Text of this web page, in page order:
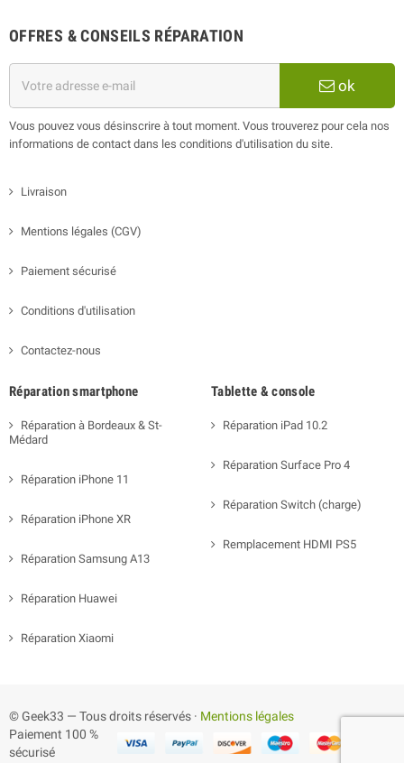
OFFRES & CONSEILS RÉPARATION
ok
Vous pouvez vous désinscrire à tout moment. Vous trouverez pour cela nos
informations de contact dans les conditions d'utilisation du site.
Livraison
Mentions légales (CGV)
Paiement sécurisé
Conditions d'utilisation
Contactez-nous
Réparation smartphone
Réparation à Bordeaux & St-
Médard
Réparation iPhone 11
Réparation iPhone XR
Réparation Samsung A13
Réparation Huawei
Réparation Xiaomi
Tablette & console
Réparation iPad 10.2
Réparation Surface Pro 4
Réparation Switch (charge)
Remplacement HDMI PS5
© Geek33 — Tous droits réservés · Mentions légales
Paiement 100 %
sécurisé